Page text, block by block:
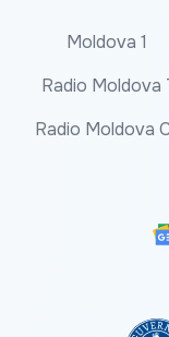
Moldova 1
Radio Moldova
Radio Moldova